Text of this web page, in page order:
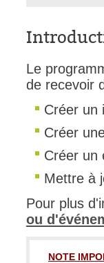
Le
de recevoir
Créer un
Créer
Créer un
Mettre à
Pour plus
ou
NOTE